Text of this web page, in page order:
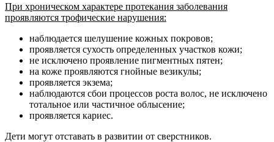
При хроническом характере протекания заболевания
проявляются трофические нарушения:
наблюдается шелушение кожных покровов;
проявляется сухость определенных участков кожи;
не исключено проявление пигментных пятен;
на коже проявляются гнойные везикулы;
проявляется экзема;
наблюдаются сбои процессов роста волос, не исключено
тотальное или частичное облысение;
проявляется кариес.
Дети могут отставать в развитии от сверстников.